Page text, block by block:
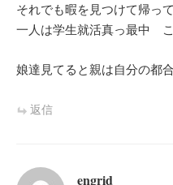
それでも暇を見つけて帰って
一人は学生就活真っ最中 こ
娘達見てると親は自分の都
返信
engrid